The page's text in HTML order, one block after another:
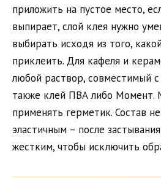
приложить на пустое место,
выпирает, слой клея нужно
выбирать исходя из того,
приклеить. Для кафеля и
любой раствор, совместимый
также клей ПВА либо Момент.
применять герметик. Состав
эластичным – после
жестким, чтобы исключить